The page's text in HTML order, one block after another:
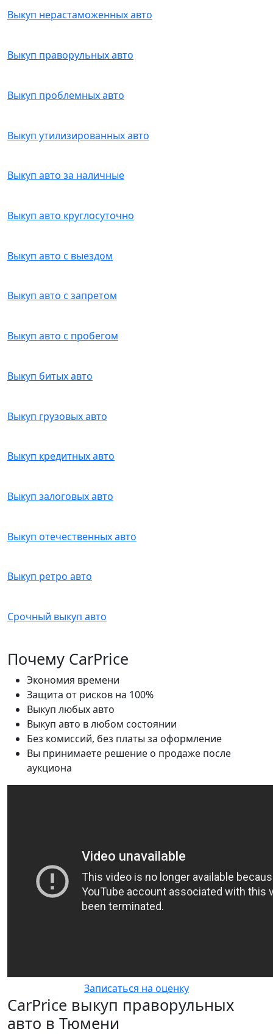
Выкуп нерастаможенных авто
Выкуп праворульных авто
Выкуп проблемных авто
Выкуп утилизированных авто
Выкуп авто за наличные
Выкуп авто круглосуточно
Выкуп авто с выездом
Выкуп авто с запретом
Выкуп авто с пробегом
Выкуп битых авто
Выкуп грузовых авто
Выкуп кредитных авто
Выкуп залоговых авто
Выкуп отечественных авто
Выкуп ретро авто
Срочный выкуп авто
Почему CarPrice
Экономия времени
Защита от рисков на 100%
Выкуп любых авто
Выкуп авто в любом состоянии
Без комиссий, без платы за оформление
Вы принимаете решение о продаже после
аукциона
Записаться на оценку
CarPrice выкуп праворульных
авто в Тюмени